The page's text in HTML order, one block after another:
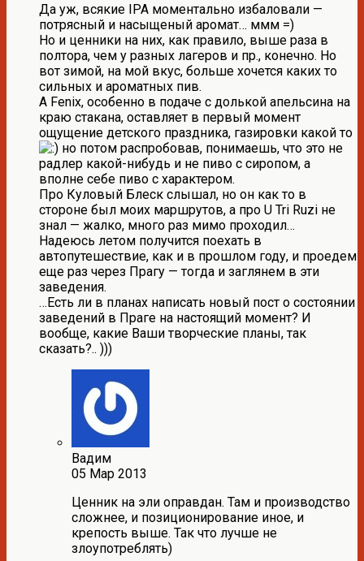
Да уж, всякие IPA моментально избаловали —
потрясный и насыщеный аромат… ммм =)
Но и ценники на них, как правило, выше раза в
полтора, чем у разных лагеров и пр., конечно. Но
вот зимой, на мой вкус, больше хочется каких то
сильных и ароматных пив.
А Fenix, особенно в подаче с долькой апельсина на
краю стакана, оставляет в первый момент
ощущение детского праздника, газировки какой то
но потом распробовав, понимаешь, что это не
радлер какой-нибудь и не пиво с сиропом, а
вполне себе пиво с характером.
Про Куловый Блеск слышал, но он как то в
стороне был моих маршрутов, а про U Tri Ruzi не
знал — жалко, много раз мимо проходил…
Надеюсь летом получится поехать в
автопутешествие, как и в прошлом году, и проедем
еще раз через Прагу — тогда и заглянем в эти
заведения.
…Есть ли в планах написать новый пост о состоянии
заведений в Праге на настоящий момент? И
вообще, какие Ваши творческие планы, так
сказать?.. )))
Вадим
05 Мар 2013
Ценник на эли оправдан. Там и производство
сложнее, и позиционирование иное, и
крепость выше. Так что лучше не
злоупотреблять)